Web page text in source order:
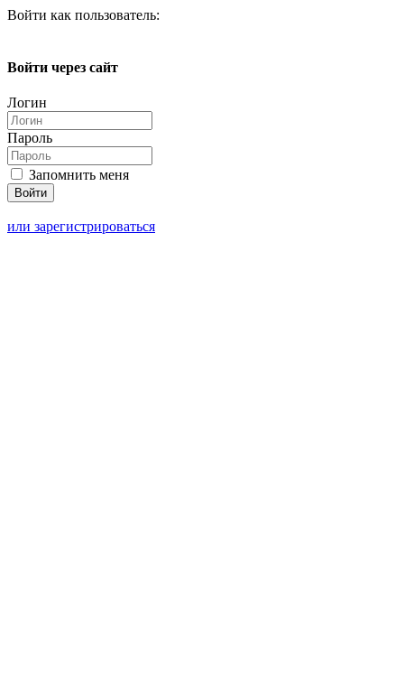
Войти как пользователь:
Войти через сайт
Логин
Пароль
Запомнить меня
или зарегистрироваться